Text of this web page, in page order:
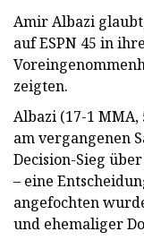
Amir Albazi
auf ESPN 45 in
zeigten.
Albazi (17-1
am vergangenen
Decision-Sieg
– eine
angefochten
und ehemaliger